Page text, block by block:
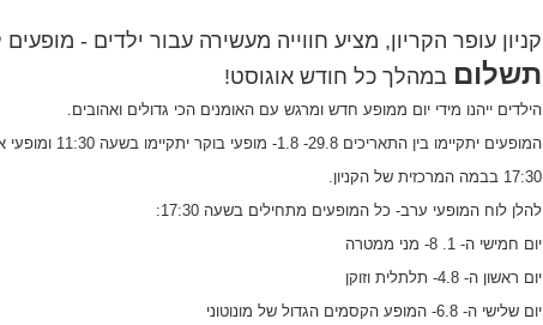
קניון עופר הקריון, מציע חווייה מעשירה עבור ילדים - מופעים
תשלום במהלך כל חודש אוגוסט!
הילדים ייהנו מידי יום ממופע חדש ומרגש עם האומנים הכי גדולים ואהובים.
המופעים יתקיימו בין
17:30 בבמה המרכזית של הקניון.
להלן לוח המופעי ערב- כל המופעים מתחילים בשעה 17:30:
יום חמישי ה- 1. 8- מני ממטרה
יום ראשון ה- 4.8- תלתלית וזוקן
יום שלישי ה- 6.8- המופע הקסמים הגדול של מונוטוני